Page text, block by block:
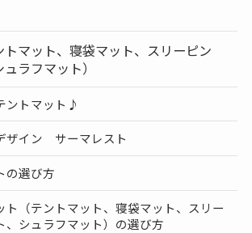
トマット、寝袋マット、スリーピン
ラフマット）
ントマット♪
ザイン サーマレスト
の選び方
ト（テントマット、寝袋マット、スリー
、シュラフマット）の選び方